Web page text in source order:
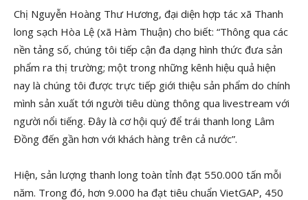
Chị Nguyễn Hoàng Thư Hương, đại diện hợp tác xã Thanh
long sạch Hòa Lệ (xã Hàm Thuận) cho biết: “Thông qua các
nền tảng số, chúng tôi tiếp cận đa dạng hình thức đưa sản
phẩm ra thị trường; một trong những kênh hiệu quả hiện
nay là chúng tôi được trực tiếp giới thiệu sản phẩm do chính
mình sản xuất tới người tiêu dùng thông qua livestream với
người nổi tiếng. Đây là cơ hội quý để trái thanh long Lâm
Đồng đến gần hơn với khách hàng trên cả nước”.
Hiện, sản lượng thanh long toàn tỉnh đạt 550.000 tấn mỗi
năm. Trong đó, hơn 9.000 ha đạt tiêu chuẩn VietGAP, 450